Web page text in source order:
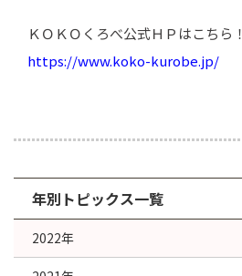
ＫＯＫＯくろべ公式ＨＰはこちら！
https://www.koko-kurobe.jp/
年別トピックス一覧
2022年